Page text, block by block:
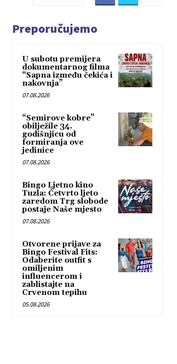
Preporučujemo
U subotu premijera
dokumentarnog filma
“Sapna između čekića i
nakovnja”
07.08.2026
“Semirove kobre”
obilježile 34.
godišnjicu od
formiranja ove
jedinice
07.08.2026
Bingo Ljetno kino
Tuzla: Četvrto ljeto
zaredom Trg slobode
postaje Naše mjesto
07.08.2026
Otvorene prijave za
Bingo Festival Fits:
Odaberite outfit s
omiljenim
influencerom i
zablistajte na
Crvenom tepihu
05.08.2026